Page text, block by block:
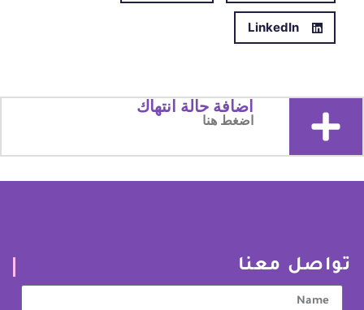
LinkedIn
اضافة حالة انتهاك
اضغط هنا
تواصل معنا